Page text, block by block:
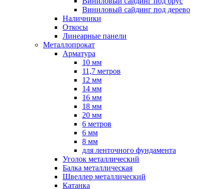
Виниловый сайдинг под дерево
Наличники
Откосы
Линеарные панели
Металлопрокат
Арматура
10 мм
11,7 метров
12 мм
14 мм
16 мм
18 мм
20 мм
6 метров
6 мм
8 мм
для ленточного фундамента
Уголок металлический
Балка металлическая
Швеллер металлический
Катанка